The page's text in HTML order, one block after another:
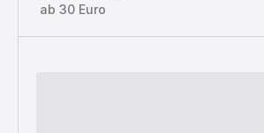
ab 30 Euro